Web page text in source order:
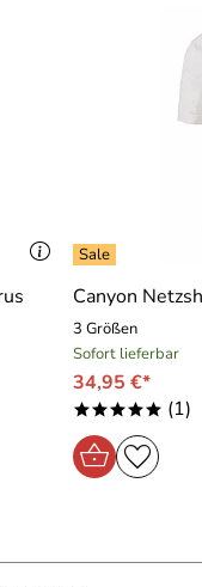
Canyon
3 Größen
Sofort lieferbar
34,95 €*
***** (1)